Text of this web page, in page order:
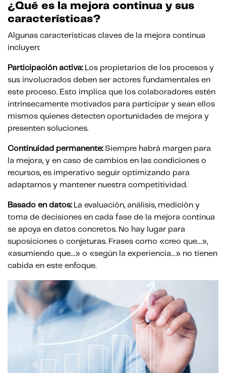
¿Qué es la mejora continua y sus
características?
Algunas características claves de la mejora continua
incluyen:
Participación activa:Los propietarios de los procesos y
sus involucrados deben ser actores fundamentales en
este proceso. Esto implica que los colaboradores estén
intrínsecamente motivados para participar y sean ellos
mismos quienes detecten oportunidades de mejora y
presenten soluciones.
Continuidad permanente:Siempre habrá margen para
la mejora, y en caso de cambios en las condiciones o
recursos, es imperativo seguir optimizando para
adaptarnos y mantener nuestra competitividad.
Basado en datos:La evaluación, análisis, medición y
toma de decisiones en cada fase de la mejora continua
se apoya en datos concretos. No hay lugar para
suposiciones o conjeturas. Frases como «creo que…»,
«asumiendo que…» o «según la experiencia…» no tienen
cabida en este enfoque.